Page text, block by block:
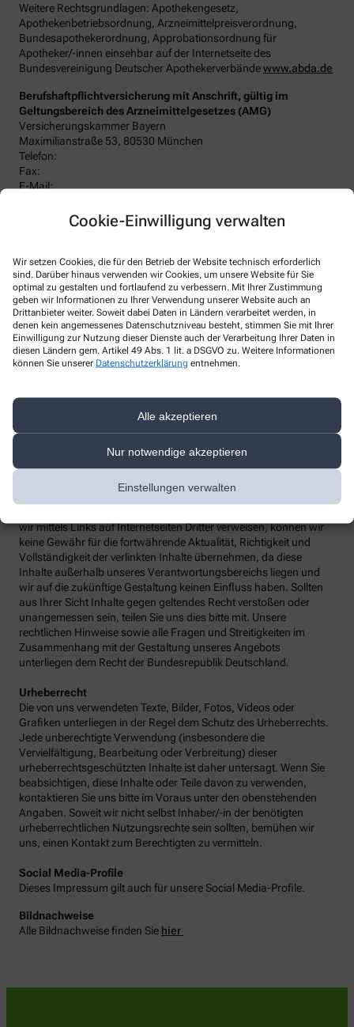
Cookie-Einwilligung verwalten
Wir setzen Cookies, die für den Betrieb der Website technisch erforderlich
sind. Darüber hinaus verwenden wir Cookies, um unsere Website für Sie
optimal zu gestalten und fortlaufend zu verbessern. Mit Ihrer Zustimmung
geben wir Informationen zu Ihrer Verwendung unserer Website auch an
Drittanbieter weiter. Soweit dabei Daten in Ländern verarbeitet werden, in
denen kein angemessenes Datenschutzniveau besteht, stimmen Sie mit Ihrer
Einwilligung zur Nutzung dieser Dienste auch der Verarbeitung Ihrer Daten in
diesen Ländern gem. Artikel 49 Abs. 1 lit. a DSGVO zu. Weitere Informationen
können Sie unserer Datenschutzerklärung entnehmen.
Alle akzeptieren
Nur notwendige akzeptieren
Einstellungen verwalten
Weitere Rechtsgrundlagen: Apothekengesetz,
Apothekenbetriebsordnung, Arzneimittelpreisverordnung,
Bundesapothekerordnung, Approbationsordnung für
Apotheker/-innen einsehbar auf der Internetseite des
Bundesvereinigung Deutscher Apothekerverbändewww.abda.de
Berufshaftpflichtversicherung mit Anschrift, gültig im
Geltungsbereich des Arzneimittelgesetzes (AMG)
Versicherungskammer Bayern
Maximilianstraße 53, 80530 München
Telefon:
Fax:
E-Mail:
Datenschutzbeauftragter:
Apotheke können Sie hier erreichen:
DeltaMed Süd GmbH & Co. KG
Untere Gasse 9, 71642 Ludwigsburg
Telefon :+49-7141 97457 0
Fax:+49-7141 97457 14
Email:dsb@deltamedsued.de
Website:https://www.deltamedsued.de/
Wir sind weder verpflichtet noch bereit, an einem
Streitbeilegungsverfahren vor einer Verbraucherschlichtungsstelle
Wir sind für unsere Inhalte verantwortlich. Alle Inhalte werden mit
wir mittels Links auf Internetseiten Dritter verweisen, können wir
keine Gewähr für die fortwährende Aktualität, Richtigkeit und
Vollständigkeit der verlinkten Inhalte übernehmen, da diese
Inhalte außerhalb unseres Verantwortungsbereichs liegen und
wir auf die zukünftige Gestaltung keinen Einfluss haben. Sollten
aus Ihrer Sicht Inhalte gegen geltendes Recht verstoßen oder
unangemessen sein, teilen Sie uns dies bitte mit. Unsere
rechtlichen Hinweise sowie alle Fragen und Streitigkeiten im
Zusammenhang mit der Gestaltung unseres Angebots
unterliegen dem Recht der Bundesrepublik Deutschland.
Urheberrecht
Die von uns verwendeten Texte, Bilder, Fotos, Videos oder
Grafiken unterliegen in der Regel dem Schutz des Urheberrechts.
Jede unberechtigte Verwendung (insbesondere die
Vervielfältigung, Bearbeitung oder Verbreitung) dieser
urheberrechtsgeschützten Inhalte ist daher untersagt. Wenn Sie
beabsichtigen, diese Inhalte oder Teile davon zu verwenden,
kontaktieren Sie uns bitte im Voraus unter den obenstehenden
Angaben. Soweit wir nicht selbst Inhaber/-in der benötigten
urheberrechtlichen Nutzungsrechte sein sollten, bemühen wir
uns, einen Kontakt zum Berechtigten zu vermitteln.
Social Media-Profile
Dieses Impressum gilt auch für unsere Social Media-Profile.
Bildnachweise
Alle Bildnachweise finden Sie hier